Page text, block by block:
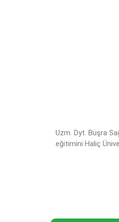
Uzm. Dyt. Büşra
eğitimini Haliç